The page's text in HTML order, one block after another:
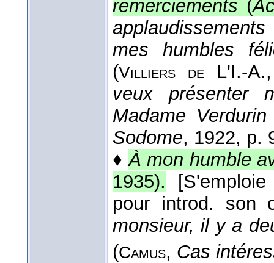
remerciements (
mes humbles
(Villiers deL'I.-A.
veux présenter
Madame
Sodome, 1922, p.
♦À mon humble
1935).
pour introd. son
monsieur, il y a
(Camus, Cas